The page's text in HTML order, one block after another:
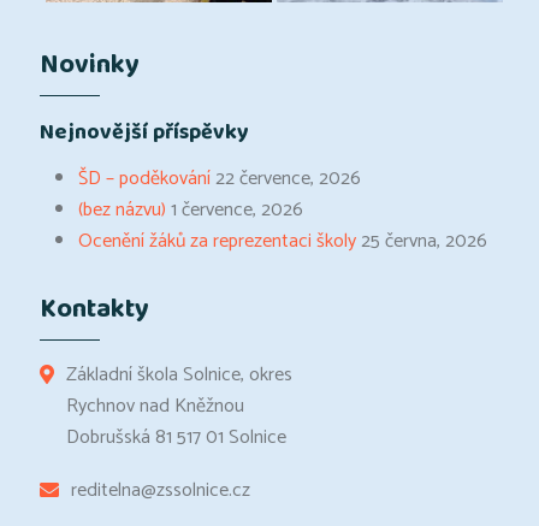
Novinky
Nejnovější příspěvky
ŠD – poděkování22 července, 2026
(bez názvu)1 července, 2026
Ocenění žáků za reprezentaci školy25 června, 2026
Kontakty
Základní škola Solnice, okres
Rychnov nad Kněžnou
Dobrušská 81 517 01 Solnice
reditelna@zssolnice.cz